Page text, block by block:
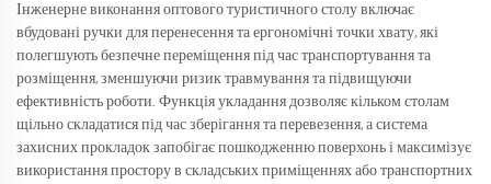
Інженерне виконання оптового туристичного столу включає
вбудовані ручки для перенесення та ергономічні точки хвату, які
полегшують безпечне переміщення під час транспортування та
розміщення, зменшуючи ризик травмування та підвищуючи
ефективність роботи. Функція укладання дозволяє кільком столам
щільно складатися під час зберігання та перевезення, а система
захисних прокладок запобігає пошкодженню поверхонь і максимізує
використання простору в складських приміщеннях або транспортних